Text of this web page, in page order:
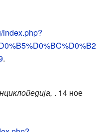
index.php?
.
. 14 ное